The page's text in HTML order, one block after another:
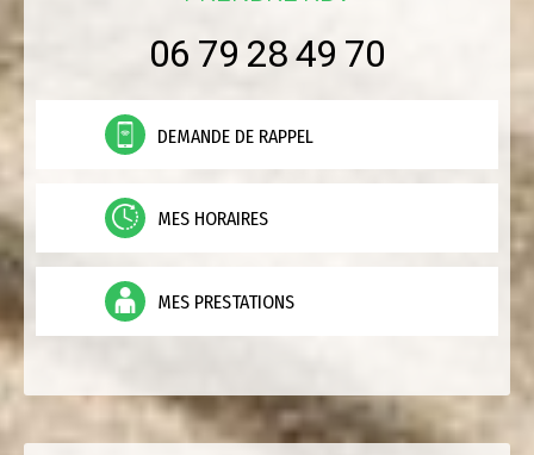
06 79 28 49 70
DEMANDE DE RAPPEL
MES HORAIRES
MES PRESTATIONS